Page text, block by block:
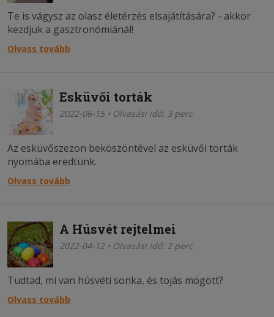
Te is vágysz az olasz életérzés elsajátítására? - akkor
kezdjük a gasztronómiánál!
Olvass tovább
Esküvői torták
2022-06-15 • Olvasási idő: 3 perc
Az esküvőszezon beköszöntével az esküvői torták
nyomába eredtünk.
Olvass tovább
A Húsvét rejtelmei
2022-04-12 • Olvasási idő: 2 perc
Tudtad, mi van húsvéti sonka, és tojás mögött?
Olvass tovább